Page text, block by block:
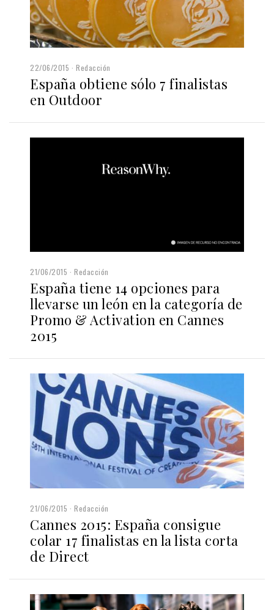
22/06/2015 Redacción
España obtiene sólo 7 finalistas
en Outdoor
21/06/2015 Redacción
España tiene 14 opciones para
llevarse un león en la categoría de
Promo & Activation en Cannes
2015
21/06/2015 Redacción
Cannes 2015: España consigue
colar 17 finalistas en la lista corta
de Direct